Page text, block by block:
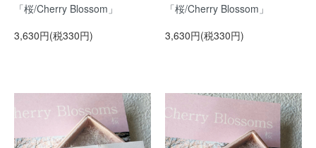
「桜/Cherry Blossom」
3,630円(税330円)
「桜/Cherry Blossom」
3,630円(税330円)